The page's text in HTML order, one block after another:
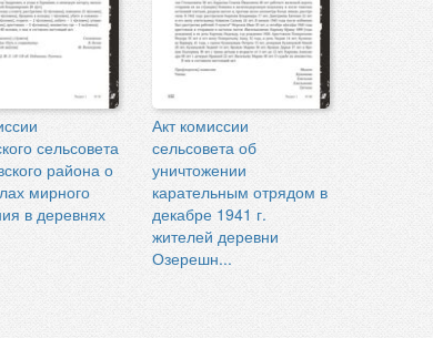
сельсовета
района о
мирного
в деревнях
Акт комиссии
сельсовета об
уничтожении
карательным отрядом в
декабре 1941 г.
жителей деревни
Озерешн...